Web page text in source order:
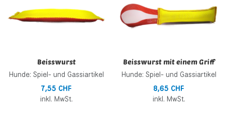
Zur Vergleichsliste hinzufügen
Beisswurst
Hunde: Spiel- und Gassiartikel
7,55 CHF
inkl. MwSt.
Beisswurst mit einem Griff
Hunde: Spiel- und Gassiartikel
8,65 CHF
inkl. MwSt.